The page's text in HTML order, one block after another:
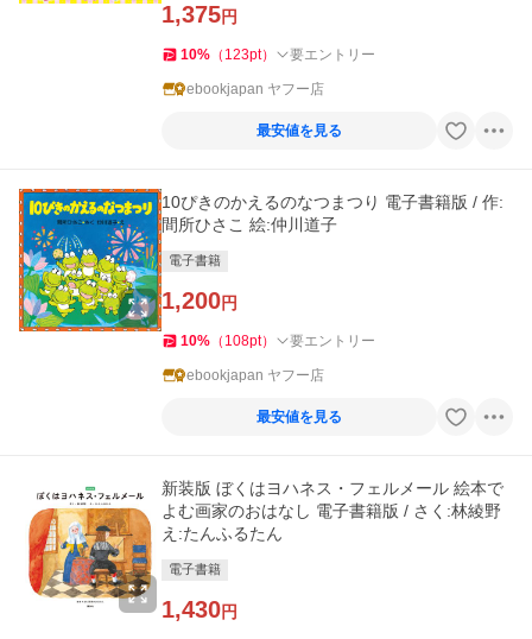
1,375円
10% （ 123pt） 要エントリー
ebookjapan ヤフー店
最安値を見る
10ぴきのかえるのなつまつり 電子書籍版 / 作:
間所ひさこ 絵:仲川道子
電子書籍
1,200円
10% （ 108pt） 要エントリー
ebookjapan ヤフー店
最安値を見る
新装版 ぼくはヨハネス・フェルメール 絵本で
よむ画家のおはなし 電子書籍版 / さく:林綾野
え:たんふるたん
電子書籍
1,430円